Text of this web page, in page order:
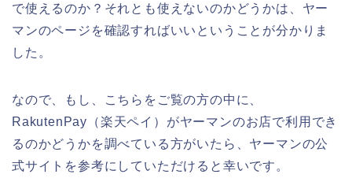
で使えるのか？それとも使えないのかどうかは、ヤー
マンのページを確認すればいいということが分かりま
した。
なので、もし、こちらをご覧の方の中に、
RakutenPay（楽天ペイ）がヤーマンのお店で利用でき
るのかどうかを調べている方がいたら、ヤーマンの公
式サイトを参考にしていただけると幸いです。